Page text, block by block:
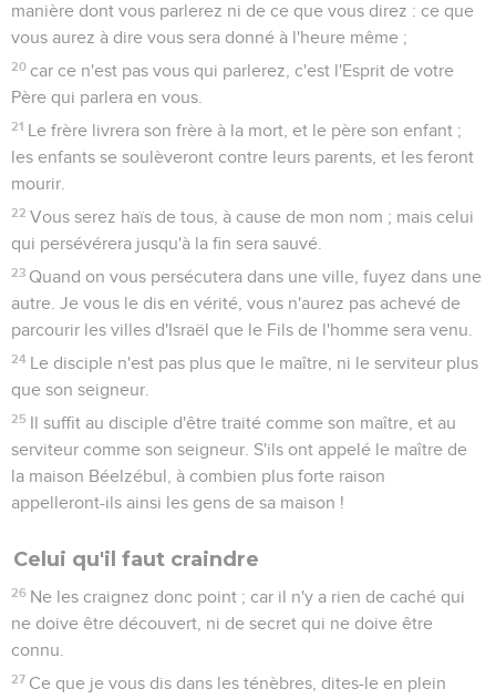
manière dont vous parlerez ni de ce que vous direz : ce que
vous aurez à dire vous sera donné à l'heure même ;
20 car ce n'est pas vous qui parlerez, c'est l'Esprit de votre
Père qui parlera en vous.
21 Le frère livrera son frère à la mort, et le père son enfant ;
les enfants se soulèveront contre leurs parents, et les feront
mourir.
22 Vous serez haïs de tous, à cause de mon nom ; mais celui
qui persévérera jusqu'à la fin sera sauvé.
23 Quand on vous persécutera dans une ville, fuyez dans une
autre. Je vous le dis en vérité, vous n'aurez pas achevé de
parcourir les villes d'Israël que le Fils de l'homme sera venu.
24 Le disciple n'est pas plus que le maître, ni le serviteur plus
que son seigneur.
25 Il suffit au disciple d'être traité comme son maître, et au
serviteur comme son seigneur. S'ils ont appelé le maître de
la maison Béelzébul, à combien plus forte raison
appelleront-ils ainsi les gens de sa maison !
Celui qu'il faut craindre
26 Ne les craignez donc point ; car il n'y a rien de caché qui
ne doive être découvert, ni de secret qui ne doive être
connu.
27 Ce que je vous dis dans les ténèbres, dites-le en plein